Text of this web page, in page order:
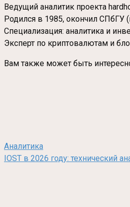
Ведущий аналитик проекта
Родился в 1985, окончил СПбГУ
Специализация: аналитика и
Эксперт по криптовалютам и
Вам также может быть
Аналитика
IOST в 2026 году: технический